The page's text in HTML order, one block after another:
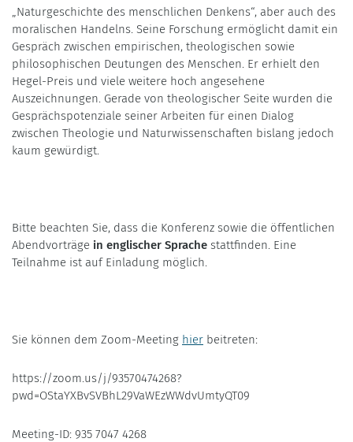
„Naturgeschichte des menschlichen Denkens“, aber auch des
moralischen Handelns. Seine Forschung ermöglicht damit ein
Gespräch zwischen empirischen, theologischen sowie
philosophischen Deutungen des Menschen. Er erhielt den
Hegel-Preis und viele weitere hoch angesehene
Auszeichnungen. Gerade von theologischer Seite wurden die
Gesprächspotenziale seiner Arbeiten für einen Dialog
zwischen Theologie und Naturwissenschaften bislang jedoch
kaum gewürdigt.
Bitte beachten Sie, dass die Konferenz sowie die öffentlichen
Abendvorträge in englischer Sprache stattfinden. Eine
Teilnahme ist auf Einladung möglich.
Sie können dem Zoom-Meeting hier beitreten:
https://zoom.us/j/93570474268?
pwd=OStaYXBvSVBhL29VaWEzWWdvUmtyQT09
Meeting-ID: 935 7047 4268